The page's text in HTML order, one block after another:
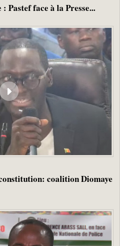
Pastef face à la Presse...
coalition Diomaye